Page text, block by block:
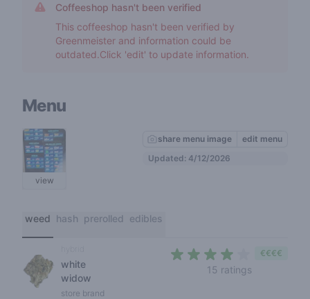
Coffeeshop hasn't been verified
This coffeeshop hasn't been verified by
Greenmeister and information could be
outdated.Click 'edit' to update information.
Menu
view
share menu image
edit menu
Updated: 4/12/2026
weed hash prerolled edibles
white
widow
store brand
15 ratings
€€€€